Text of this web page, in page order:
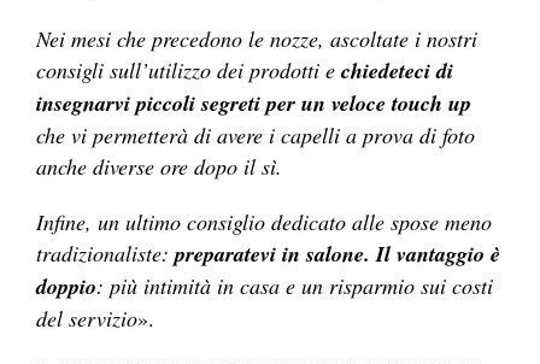
Nei mesi che precedono le nozze, ascoltate i nostri
consigli sull’utilizzo dei prodotti e chiedeteci di
insegnarvi piccoli segreti per un veloce touch up
che vi permetterà di avere i capelli a prova di foto
anche diverse ore dopo il sì.
Infine, un ultimo consiglio dedicato alle spose meno
tradizionaliste:preparatevi in salone. Il vantaggio è
doppio: più intimità in casa e un risparmio sui costi
del servizio».